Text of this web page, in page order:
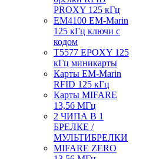
PROXY 125 кГц
EM4100 EM-Marin
125 кГц ключи с
кодом
T5577 EPOXY 125
кГц миникарты
Карты EM-Marin
RFID 125 кГц
Карты MIFARE
13,56 МГц
2 ЧИПА В 1
БРЕЛКЕ /
МУЛЬТИБРЕЛКИ
MIFARE ZERO